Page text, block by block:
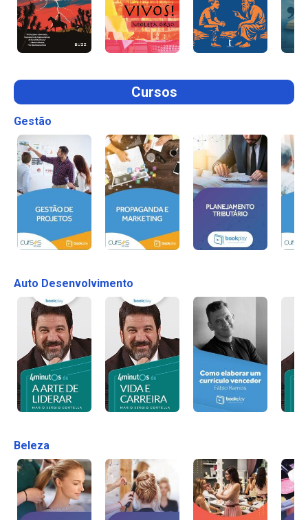
Cursos
Gestão
Auto Desenvolvimento
Beleza